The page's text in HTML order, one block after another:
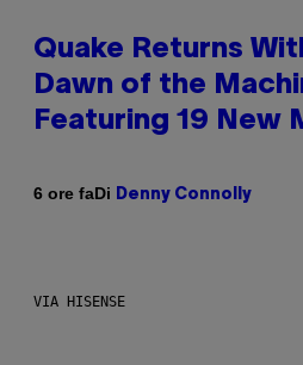
Quake Returns
Dawn of the
Featuring 19 New
6 ore faDi Denny Connolly
VIA HISENSE